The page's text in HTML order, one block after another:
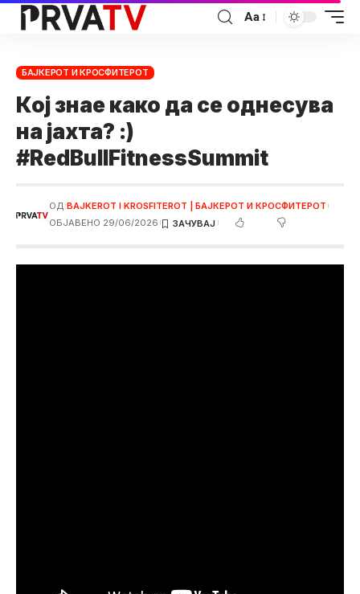
Аа
БАЈКЕРОТ И КРОСФИТЕРОТ
Кој знае како да се однесува
на јахта? :)
#RedBullFitnessSummit
ОД:BAJKEROT I KROSFITEROT | БАЈКЕРОТ И КРОСФИТЕРОТ
ОБЈАВЕНО 29/06/2026